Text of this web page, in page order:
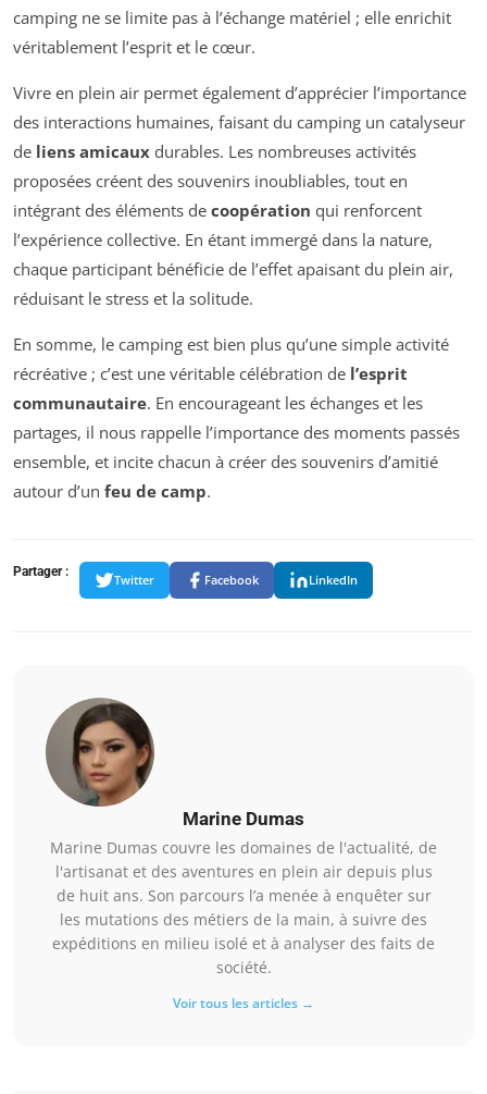
camping ne se limite pas à l’échange matériel ; elle enrichit
véritablement l’esprit et le cœur.
Vivre en plein air permet également d’apprécier l’importance
des interactions humaines, faisant du camping un catalyseur
de liens amicaux durables. Les nombreuses activités
proposées créent des souvenirs inoubliables, tout en
intégrant des éléments de coopération qui renforcent
l’expérience collective. En étant immergé dans la nature,
chaque participant bénéficie de l’effet apaisant du plein air,
réduisant le stress et la solitude.
En somme, le camping est bien plus qu’une simple activité
récréative ; c’est une véritable célébration de l’esprit
communautaire. En encourageant les échanges et les
partages, il nous rappelle l’importance des moments passés
ensemble, et incite chacun à créer des souvenirs d’amitié
autour d’un feu de camp.
Partager :
Twitter Facebook LinkedIn
Marine Dumas
Marine Dumas couvre les domaines de l'actualité, de
l'artisanat et des aventures en plein air depuis plus
de huit ans. Son parcours l’a menée à enquêter sur
les mutations des métiers de la main, à suivre des
expéditions en milieu isolé et à analyser des faits de
société.
Voir tous les articles →